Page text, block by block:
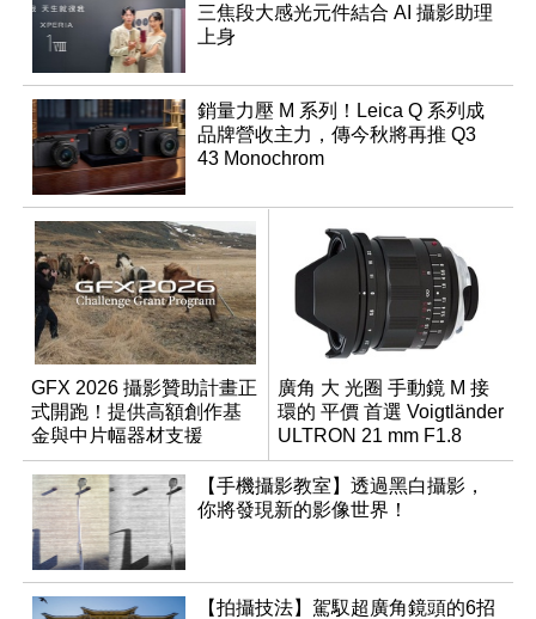
三焦段大感光元件結合 AI 攝影助理
上身
銷量力壓 M 系列！Leica Q 系列成
品牌營收主力，傳今秋將再推 Q3
43 Monochrom
GFX 2026 攝影贊助計畫正
式開跑！提供高額創作基
金與中片幅器材支援
廣角 大 光圈 手動鏡 M 接
環的 平價 首選 Voigtländer
ULTRON 21 mm F1.8
Aspherical
【手機攝影教室】透過黑白攝影，
你將發現新的影像世界！
【拍攝技法】駕馭超廣角鏡頭的6招